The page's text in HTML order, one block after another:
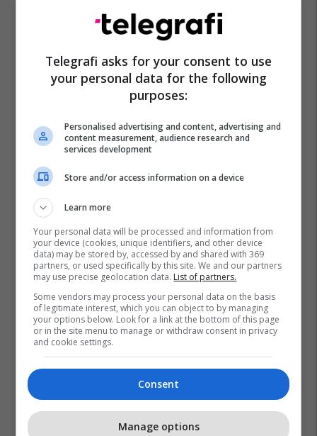
Tottenham Hotspur
Chelsea
Man City
Barcelona As Roma
Deportivo La Coruna
Telegrafi asks for your consent to use
your personal data for the following
purposes:
Personalised advertising and content, advertising and
content measurement, audience research and
services development
Store and/or access information on a device
Learn more
Your personal data will be processed and information from
your device (cookies, unique identifiers, and other device
data) may be stored by, accessed by and shared with 369
partners, or used specifically by this site. We and our partners
may use precise geolocation data. List of partners.
Some vendors may process your personal data on the basis
of legitimate interest, which you can object to by managing
your options below. Look for a link at the bottom of this page
or in the site menu to manage or withdraw consent in privacy
and cookie settings.
Consent
Manage options